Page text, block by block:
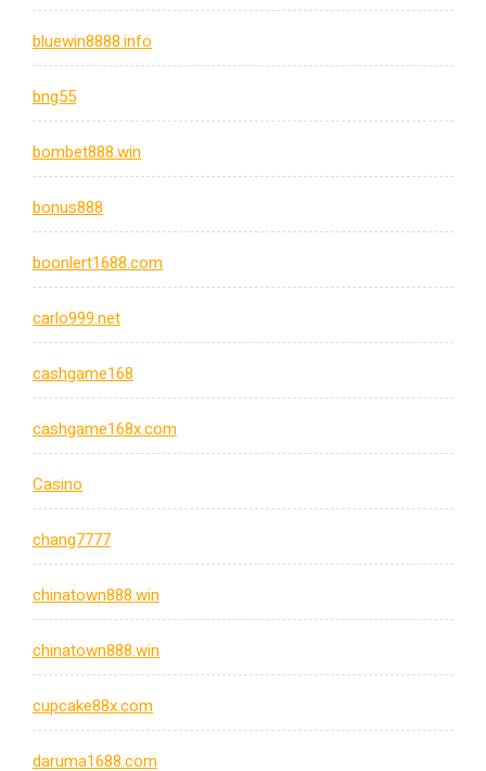
bluewin8888.info
bng55
bombet888.win
bonus888
boonlert1688.com
carlo999.net
cashgame168
cashgame168x.com
Casino
chang7777
chinatown888.win
chinatown888.win
cupcake88x.com
daruma1688.com